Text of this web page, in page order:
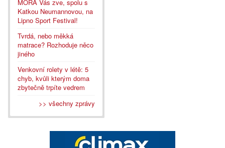
MORA Vás zve, spolu s
Katkou Neumannovou, na
Lipno Sport Festival!
Tvrdá, nebo měkká
matrace? Rozhoduje něco
jiného
Venkovní rolety v létě: 5
chyb, kvůli kterým doma
zbytečně trpíte vedrem
>> všechny zprávy